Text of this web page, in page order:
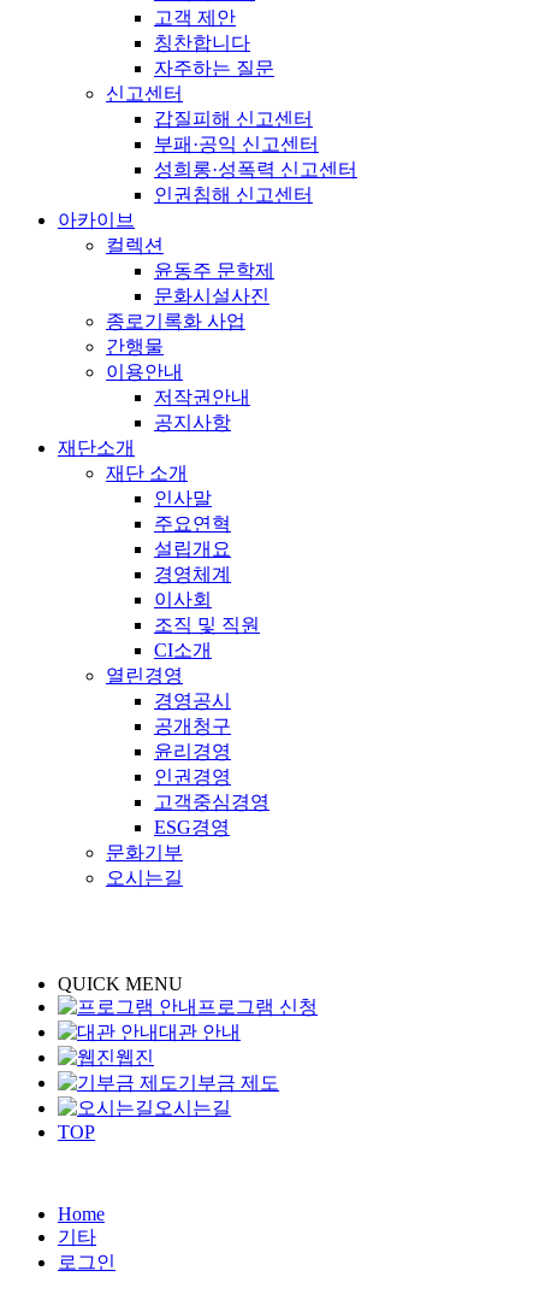
고객 제안
칭찬합니다
자주하는 질문
신고센터
갑질피해 신고센터
부패·공익 신고센터
성희롱·성폭력 신고센터
인권침해 신고센터
아카이브
컬렉션
윤동주 문학제
문화시설사진
종로기록화 사업
간행물
이용안내
저작권안내
공지사항
재단소개
재단 소개
인사말
주요연혁
설립개요
경영체계
이사회
조직 및 직원
CI소개
열린경영
경영공시
공개청구
윤리경영
인권경영
고객중심경영
ESG경영
문화기부
오시는길
QUICK MENU
프로그램 신청
대관 안내
웹진
기부금 제도
오시는길
TOP
Home
기타
로그인